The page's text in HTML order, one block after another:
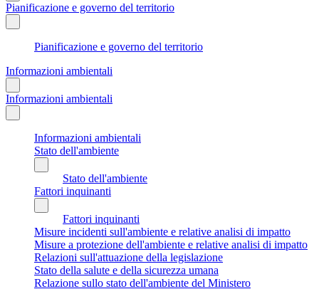
Pianificazione e governo del territorio
Pianificazione e governo del territorio
Informazioni ambientali
Informazioni ambientali
Informazioni ambientali
Stato dell'ambiente
Stato dell'ambiente
Fattori inquinanti
Fattori inquinanti
Misure incidenti sull'ambiente e relative analisi di impatto
Misure a protezione dell'ambiente e relative analisi di impatto
Relazioni sull'attuazione della legislazione
Stato della salute e della sicurezza umana
Relazione sullo stato dell'ambiente del Ministero